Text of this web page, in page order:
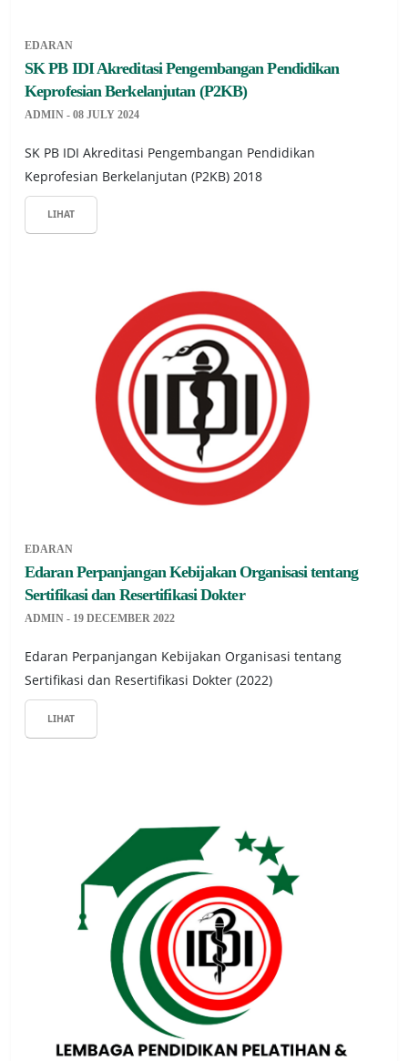
EDARAN
SK PB IDI Akreditasi Pengembangan Pendidikan
Keprofesian Berkelanjutan (P2KB)
ADMIN - 08 JULY 2024
SK PB IDI Akreditasi Pengembangan Pendidikan
Keprofesian Berkelanjutan (P2KB) 2018
LIHAT
EDARAN
Edaran Perpanjangan Kebijakan Organisasi tentang
Sertifikasi dan Resertifikasi Dokter
ADMIN - 19 DECEMBER 2022
Edaran Perpanjangan Kebijakan Organisasi tentang
Sertifikasi dan Resertifikasi Dokter (2022)
LIHAT